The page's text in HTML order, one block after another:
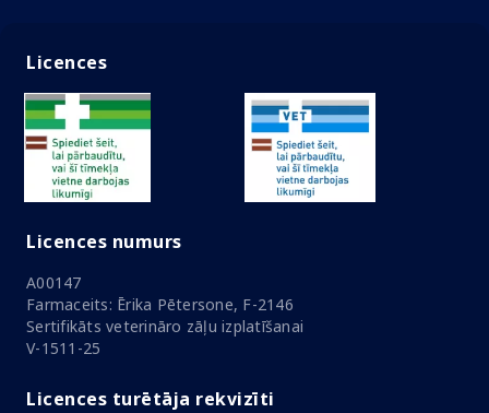
Licences
Licences numurs
A00147
Farmaceits: Ērika Pētersone, F-2146
Sertifikāts veterināro zāļu izplatīšanai
V-1511-25
Licences turētāja rekvizīti